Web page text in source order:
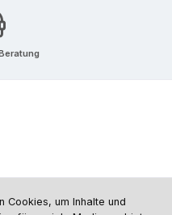
Cookies, um Inhalte und